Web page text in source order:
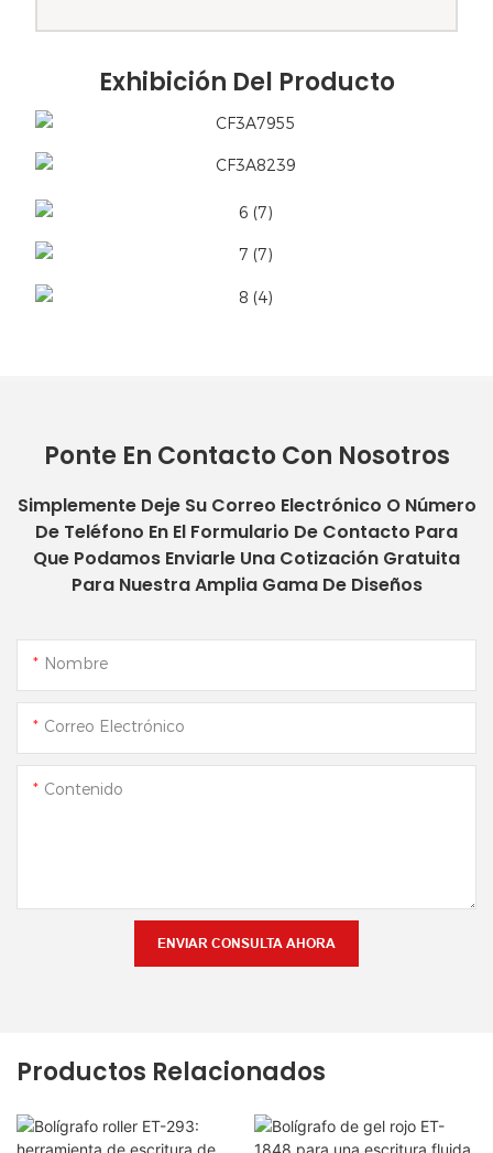
Exhibición Del Producto
Ponte En Contacto Con Nosotros
Simplemente Deje Su Correo Electrónico O Número
De Teléfono En El Formulario De Contacto Para
Que Podamos Enviarle Una Cotización Gratuita
Para Nuestra Amplia Gama De Diseños
Nombre
Correo Electrónico
Contenido
ENVIAR CONSULTA AHORA
Productos Relacionados